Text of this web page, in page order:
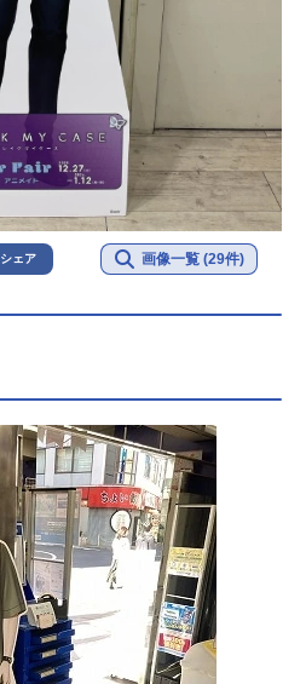
シェア 画像一覧 (29件)